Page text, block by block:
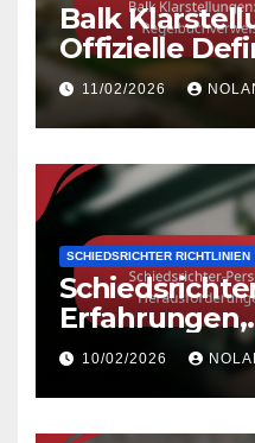
Balk
Offizielle
Anfragen
11/02/2026
SCHIEDSRICHTER RICHTLINIEN
Erfahrungen,
Szenarien
10/02/2026